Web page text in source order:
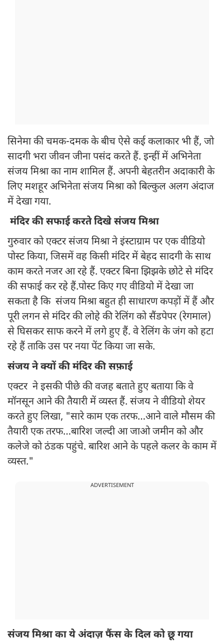
सिनेमा की चमक-दमक के बीच ऐसे कई कलाकार भी हैं, जो
सादगी भरा जीवन जीना पसंद करते हैं. इन्हीं में अभिनेता
संजय मिश्रा का नाम शामिल हैं. अपनी बेहतरीन अदाकारी के
लिए मशहूर अभिनेता संजय मिश्रा को बिल्कुल अलग अंदाज
में देखा गया.
मंदिर की सफाई करते दिखे संजय मिश्रा
गुरुवार को एक्टर संजय मिश्रा ने इंस्टाग्राम पर एक वीडियो
पोस्ट किया, जिसमें वह किसी मंदिर में बेहद सादगी के साथ
काम करते नजर आ रहे हैं. एक्टर बिना झिझके छोटे से मंदिर
की सफाई कर रहे हैं.पोस्ट किए गए वीडियो में देखा जा
सकता है कि संजय मिश्रा बहुत ही साधारण कपड़ों में हैं और
पूरी लगन से मंदिर की लोहे की रेलिंग को सैंडपेपर (रेगमाल)
से घिसकर साफ करने में लगे हुए हैं. वे रेलिंग के जंग को हटा
रहे हैं ताकि उस पर नया पेंट किया जा सके.
संजय ने क्यों की मंदिर की सफ़ाई
एक्टर ने इसकी पीछे की वजह बताते हुए बताया कि वे
मॉनसून आने की तैयारी में व्यस्त हैं. संजय ने वीडियो शेयर
करते हुए लिखा, "सारे काम एक तरफ…आने वाले मौसम की
तैयारी एक तरफ…बारिश जल्दी आ जाओ जमीन को और
कलेजे को ठंडक पहुंचे. बारिश आने के पहले कलर के काम में
व्यस्त."
ADVERTISEMENT
संजय मिश्रा का ये अंदाज़ फैंस के दिल को छू गया